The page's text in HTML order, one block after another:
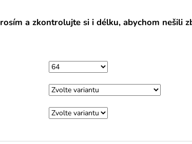
a zkontrolujte si i délku, abychom nešili